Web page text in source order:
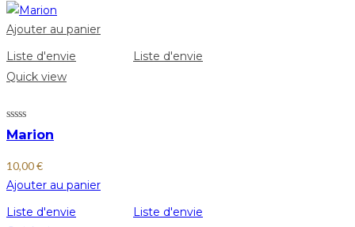
Ajouter au panier
Liste d'envie
Liste d'envie
Quick view
Marion
10,00€
Ajouter au panier
Liste d'envie
Liste d'envie